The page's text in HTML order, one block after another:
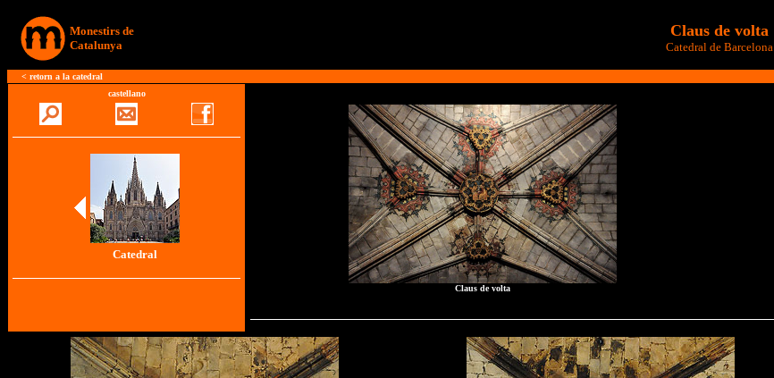
Monestirs de
Catalunya
Claus de volta
Catedral de Barcelona
< retorn a la catedral
castellano
Catedral
Claus de volta